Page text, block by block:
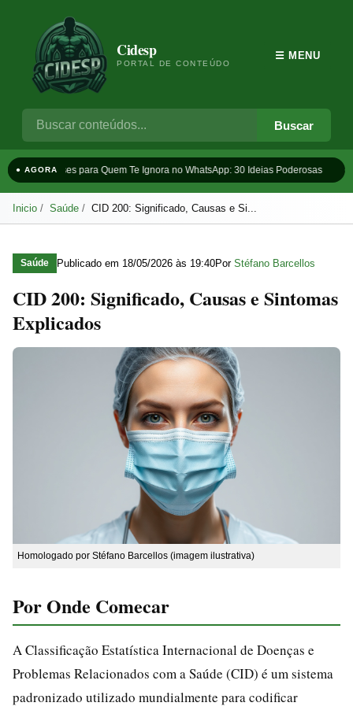
Cidesp
PORTAL DE CONTEÚDO
Buscar
☰ MENU
● AGORAFrases para Quem Te Ignora no WhatsApp: 30 Ideias Poderosas
Inicio Saúde CID 200: Significado, Causas e Si...
Saúde Publicado em 18/05/2026 às 19:40Por Stéfano Barcellos
CID 200: Significado, Causas e Sintomas
Explicados
Homologado por Stéfano Barcellos (imagem ilustrativa)
Por Onde Comecar
A Classificação Estatística Internacional de Doenças e
Problemas Relacionados com a Saúde (CID) é um sistema
padronizado utilizado mundialmente para codificar